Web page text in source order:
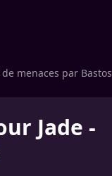
menaces par Bastos
Jade -